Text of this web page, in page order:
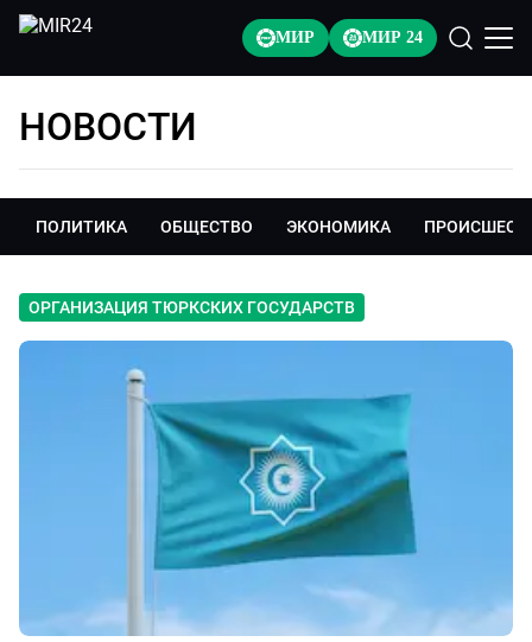
МИР МИР 24
НОВОСТИ
ПОЛИТИКА ОБЩЕСТВО ЭКОНОМИКА
ОРГАНИЗАЦИЯ ТЮРКСКИХ ГОСУДАРСТВ